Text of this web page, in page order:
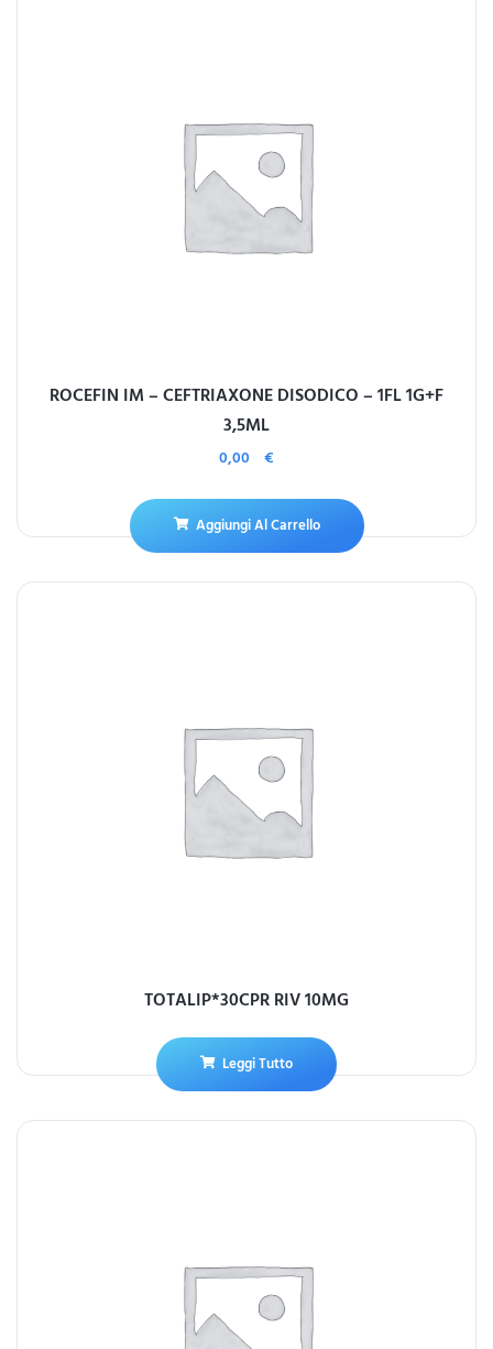
ROCEFIN IM – CEFTRIAXONE DISODICO – 1FL 1G+F
3,5ML
0,00 €
Aggiungi Al Carrello
TOTALIP*30CPR RIV 10MG
Leggi Tutto